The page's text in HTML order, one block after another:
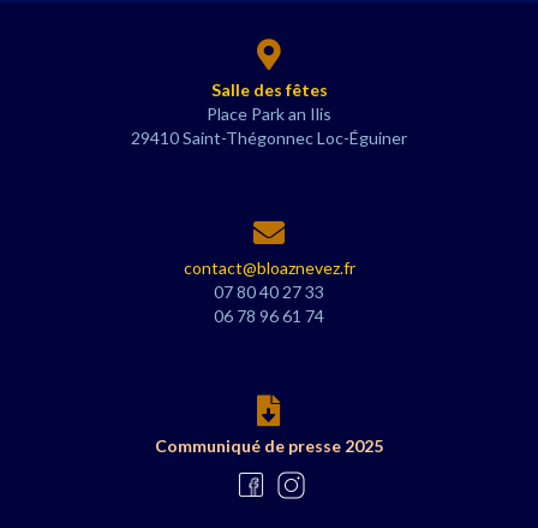
Salle des fêtes
Place Park an Ilis
29410Saint-ThégonnecLoc-Éguiner
contact@bloaznevez.fr
07 80 40 27 33
06 78 96 61 74
Communiqué de presse 2025